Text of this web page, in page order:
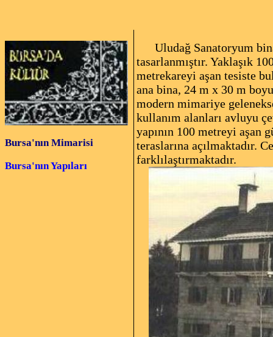
Bursa'nın Mimarisi
Bursa'nın Yapıları
Uludağ Sanatoryum
tasarlanmıştır. Yaklaşık
metrekareyi aşan tesiste
ana bina, 24 m x 30 m
modern mimariye
kullanım alanları avluyu
yapının 100 metreyi aşan
teraslarına açılmaktadır.
farklılaştırmaktadır.